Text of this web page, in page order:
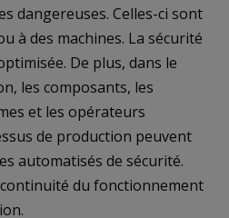
dangereuses. Celles-ci sont
à des machines. La sécurité
De plus, dans le
les composants, les
et les opérateurs
de production peuvent
automatisés de sécurité.
du fonctionnement